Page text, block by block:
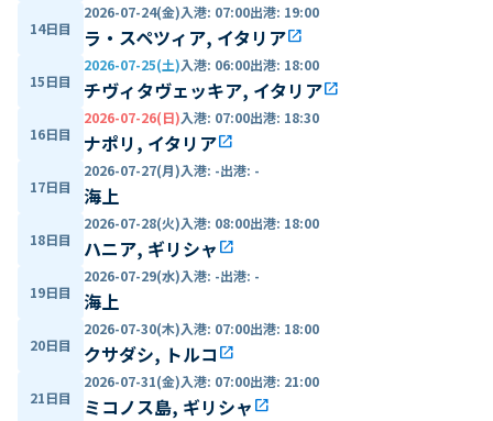
14日目
2026-07-24(金)入港: 07:00出港: 19:00
ラ・スペツィア, イタリアopen_in_new
15日目
2026-07-25(土)入港: 06:00出港: 18:00
チヴィタヴェッキア, イタリアopen_in_new
16日目
2026-07-26(日)入港: 07:00出港: 18:30
ナポリ, イタリアopen_in_new
17日目
2026-07-27(月)入港: -出港: -
海上
18日目
2026-07-28(火)入港: 08:00出港: 18:00
ハニア, ギリシャ open_in_new
19日目
2026-07-29(水)入港: -出港: -
海上
20日目
2026-07-30(木)入港: 07:00出港: 18:00
クサダシ, トルコ open_in_new
21日目
2026-07-31(金)入港: 07:00出港: 21:00
ミコノス島, ギリシャ open_in_new